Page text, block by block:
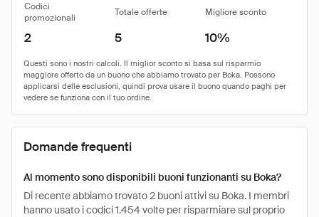
Codici
promozionali
Totale offerte Migliore sconto
2 5 10%
Domande frequenti
Al momento sono disponibili buoni funzionanti su Boka?
Di recente abbiamo trovato 2 buoni attivi su Boka. I membri
hanno usato i codici 1.454 volte per risparmiare sul proprio